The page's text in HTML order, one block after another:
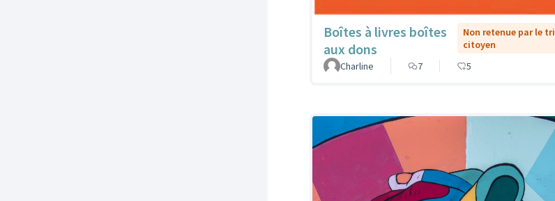
Boîtes à livres boîtes
aux dons
Non retenue par le tri
citoyen
Charline
7 5